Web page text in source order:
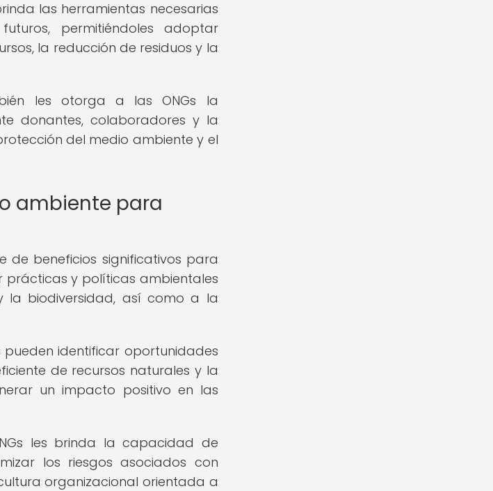
las herramientas necesarias
permitiéndoles adoptar
la reducción de residuos y la
les otorga a las ONGs la
donantes, colaboradores y la
del medio ambiente y el
ambiente para
de beneficios significativos para
prácticas y políticas ambientales
la biodiversidad, así como a la
pueden identificar oportunidades
de recursos naturales y la
un impacto positivo en las
les brinda la capacidad de
los riesgos asociados con
organizacional orientada a